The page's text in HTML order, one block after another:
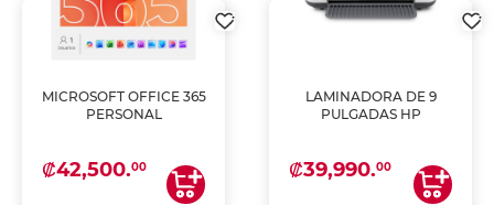
MICROSOFT OFFICE 365
PERSONAL
₡42,500.00
LAMINADORA DE 9
PULGADAS HP
₡39,990.00